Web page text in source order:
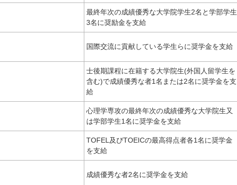
最終年次の成績優秀な大学院学生2名と学部学生
3名に奨励金を支給
国際交流に貢献している学生らに奨学金を支給
士後期課程に在籍する大学院生(外国人留学生を
含む)で成績優秀な者1名または2名に奨学金を支
給
心理学専攻の最終年次の成績優秀な大学院生又
は学部学生1名に奨学金を支給
TOFEL及びTOEICの最高得点者各1名に奨学金
を支給
成績優秀な者2名に奨学金を支給